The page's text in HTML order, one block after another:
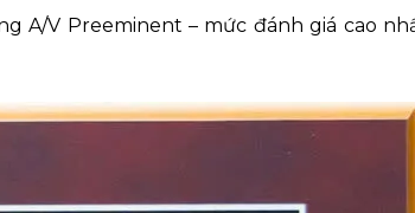
A/V Preeminent – mức đánh giá cao